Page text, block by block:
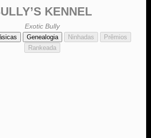
KENNEL
Exotic Bully
Genealogia Ninhadas
Prêmios
Rankeada